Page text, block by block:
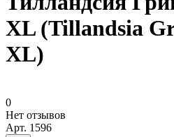
XL (Tillandsia
XL)
0
Нет отзывов
Арт. 1596